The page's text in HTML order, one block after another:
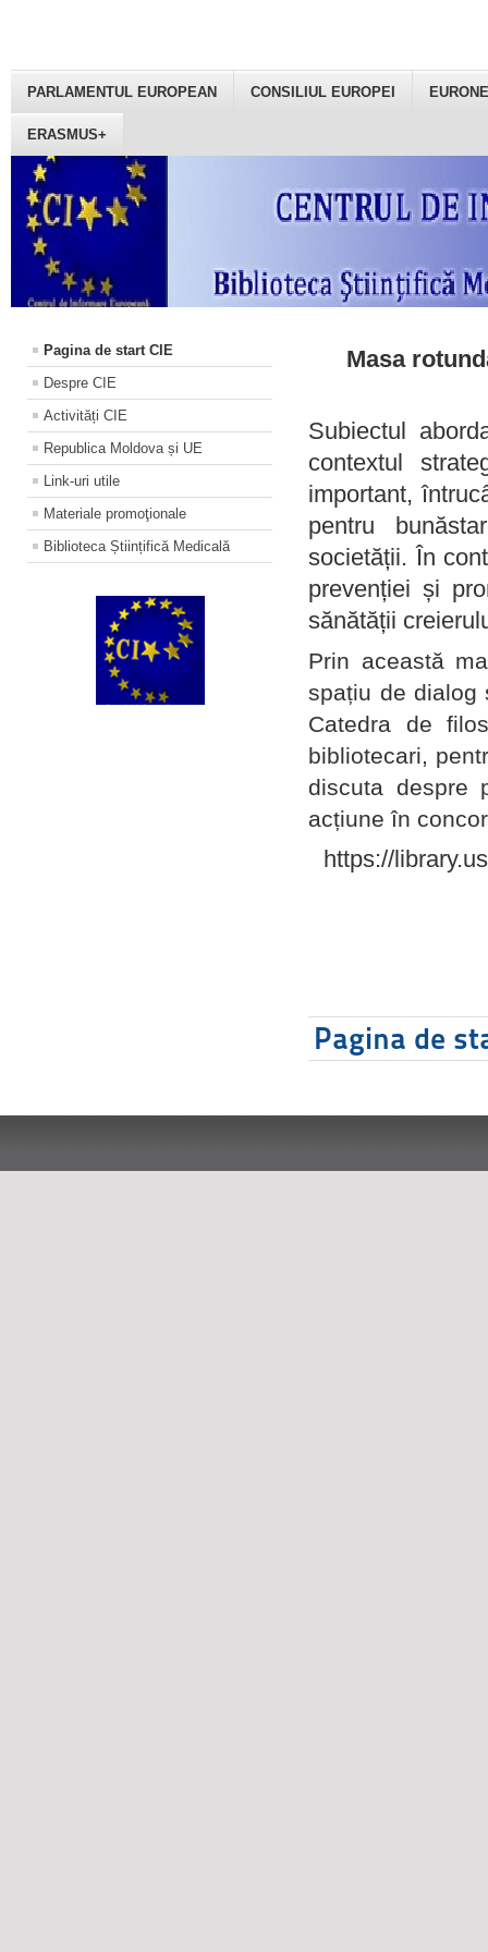
PARLAMENTUL EUROPEAN CONSILIUL EUROPEI
ERASMUS+
Pagina de start CIE
Despre CIE
Activități CIE
Republica Moldova și UE
Link-uri utile
Materiale promoţionale
Biblioteca Științifică Medicală
Masa
Subiectul
contextul
important,
pentru
societății. În
prevenției și
sănătății
Prin această
spațiu de dialog
Catedra de
bibliotecari,
discuta despre
acțiune în
https://
Pagina de